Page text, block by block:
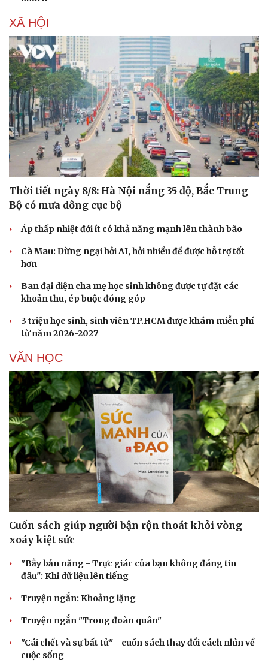
Văn hóa
Văn học
Âm nhạc
Di sản
Thời trang
Sao Việt
XÃ HỘI
Thời tiết ngày 8/8: Hà Nội nắng 35 độ, Bắc Trung
Bộ có mưa dông cục bộ
Áp thấp nhiệt đới ít có khả năng mạnh lên thành bão
Cà Mau: Đừng ngại hỏi AI, hỏi nhiều để được hỗ trợ tốt
hơn
Ban đại diện cha mẹ học sinh không được tự đặt các
khoản thu, ép buộc đóng góp
3 triệu học sinh, sinh viên TP.HCM được khám miễn phí
từ năm 2026-2027
VĂN HỌC
Cuốn sách giúp người bận rộn thoát khỏi vòng
xoáy kiệt sức
"Bẫy bản năng - Trực giác của bạn không đáng tin
đâu": Khi dữ liệu lên tiếng
Truyện ngắn: Khoảng lặng
Truyện ngắn "Trong đoàn quân"
"Cái chết và sự bất tử" - cuốn sách thay đổi cách nhìn về
cuộc sống